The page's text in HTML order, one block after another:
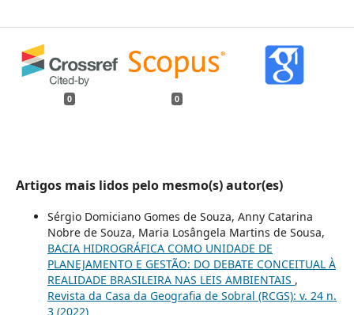
0 0
Artigos mais lidos pelo mesmo(s) autor(es)
Sérgio Domiciano Gomes de Souza, Anny Catarina
Nobre de Souza, Maria Losângela Martins de Sousa,
BACIA HIDROGRÁFICA COMO UNIDADE DE
PLANEJAMENTO E GESTÃO: DO DEBATE CONCEITUAL À
REALIDADE BRASILEIRA NAS LEIS AMBIENTAIS ,
Revista da Casa da Geografia de Sobral (RCGS): v. 24 n.
3 (2022)